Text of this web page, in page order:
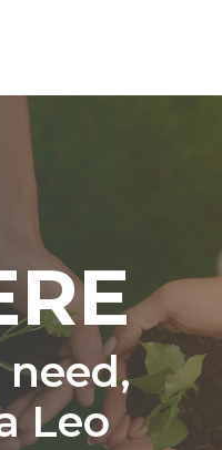
need,
Leo